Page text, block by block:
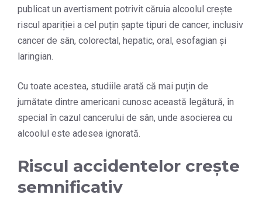
publicat un avertisment potrivit căruia alcoolul crește
riscul apariției a cel puțin șapte tipuri de cancer, inclusiv
cancer de sân, colorectal, hepatic, oral, esofagian și
laringian.
Cu toate acestea, studiile arată că mai puțin de
jumătate dintre americani cunosc această legătură, în
special în cazul cancerului de sân, unde asocierea cu
alcoolul este adesea ignorată.
Riscul accidentelor crește
semnificativ